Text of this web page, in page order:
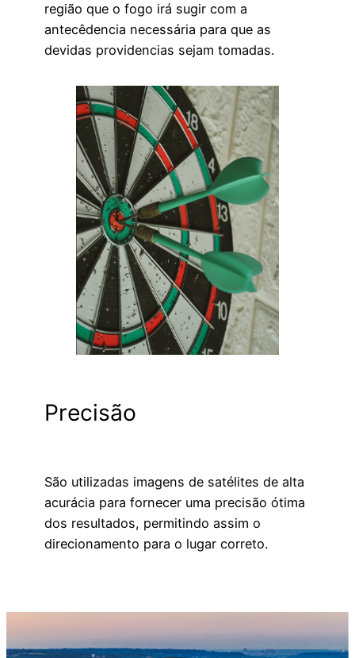
região que o fogo irá sugir com a
antecêdencia necessária para que as
devidas providencias sejam tomadas.
Precisão
São utilizadas imagens de satélites de alta
acurácia para fornecer uma precisão ótima
dos resultados, permitindo assim o
direcionamento para o lugar correto.